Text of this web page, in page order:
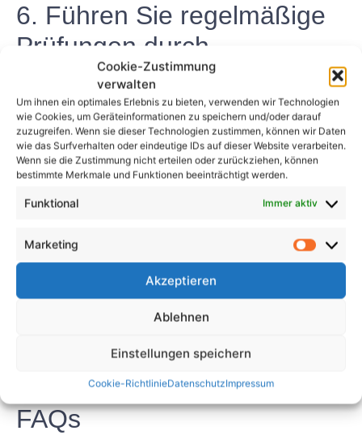
Cookie-Zustimmung
verwalten
Um ihnen ein optimales Erlebnis zu bieten, verwenden wir Technologien
wie Cookies, um Geräteinformationen zu speichern und/oder darauf
zuzugreifen. Wenn sie dieser Technologien zustimmen, können wir Daten
wie das Surfverhalten oder eindeutige IDs auf dieser Website verarbeiten.
Wenn sie die Zustimmung nicht erteilen oder zurückziehen, können
bestimmte Merkmale und Funktionen beeinträchtigt werden.
Funktional Immer aktiv
Marketing
Akzeptieren
Ablehnen
Einstellungen speichern
Cookie-RichtlinieDatenschutzImpressum
6. Führen Sie regelmäßige
Prüfungen durch
Um die Sicherheit Ihrer elektrischen Geräte zu
gewährleisten, sollten regelmäßig Prüfungen
durchgeführt werden. Planen Sie diese regelmäßigen
Inspektionen in Ihren Arbeitsablauf ein und stellen
Sie sicher, dass alle Geräte ordnungsgemäß gewartet
werden.
Die Prüfung elektrischer Geräte ist ein wichtiger
Bestandteil der Sicherheitsmaßnahmen am
Arbeitsplatz und zu Hause. Indem Sie die oben
genannten Tipps befolgen und regelmäßige
dass Ihre elektrischen Geräte sicher und
ordnungsgemäß funktionieren.
FAQs